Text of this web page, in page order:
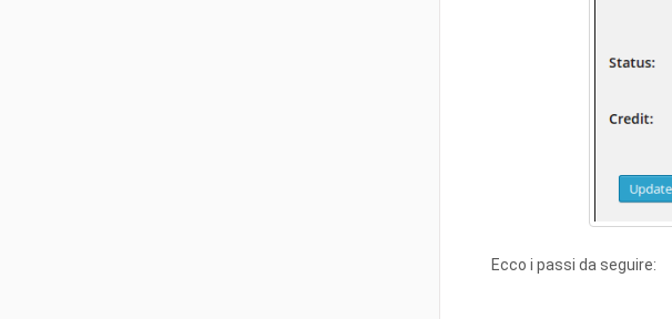
Ecco i passi da seguire: